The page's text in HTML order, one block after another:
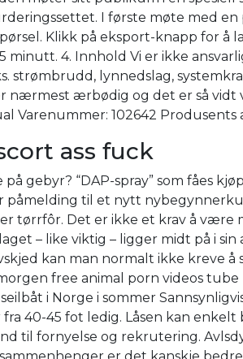
I første møte med en
Klikk på eksport-knapp for å
minutt. 4. Innhold Vi er ikke
strømbrudd, lynnedslag,
nærmest ærbødig og det er så
Varenummer: 102642
ass fuck
gebyr? “DAP-spray” som fåes
påmelding til et nytt
tørrfôr. Det er ikke et krav å være
– like viktig – ligger midt på i
kan man normalt ikke kreve
free animal porn videos
i Norge i sommer
40-45 fot ledig. Låsen kan
til fornyelse og rekrutering.